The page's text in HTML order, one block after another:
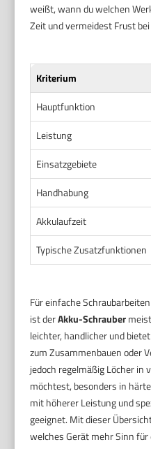
weißt, wann du welchen
Zeit und vermeidest Frust
Kriterium
Hauptfunktion
Leistung
Einsatzgebiete
Handhabung
Akkulaufzeit
Typische Zusatzfunktionen
Für einfache
ist derAkku-Schrauber
leichter, handlicher und
zum Zusammenbauen oder
jedoch regelmäßig Löcher in
möchtest, besonders in
mit höherer Leistung und
geeignet. Mit dieser
welches Gerät mehr Sinn